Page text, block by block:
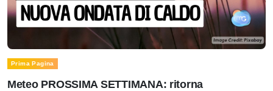
Prima Pagina
Meteo PROSSIMA SETTIMANA: ritorna